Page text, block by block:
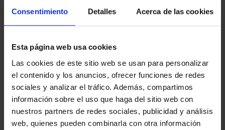
Consentimiento Detalles Acerca de las cookies
Esta página web usa cookies
Las cookies de este sitio web se usan para personalizar
el contenido y los anuncios, ofrecer funciones de redes
sociales y analizar el tráfico. Además, compartimos
información sobre el uso que haga del sitio web con
nuestros partners de redes sociales, publicidad y análisis
web, quienes pueden combinarla con otra información
ORDENAR POR: